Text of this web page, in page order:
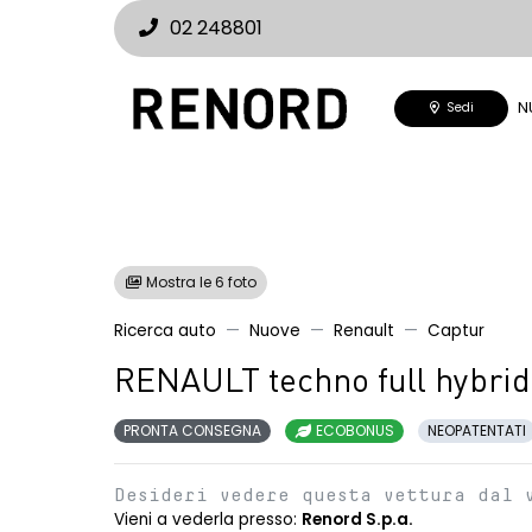
02 248801
Sedi
Mostra le 6 foto
Ricerca auto Nuove Renault Captur
RENAULT techno full
PRONTA CONSEGNA ECOBONUS NEOPATENTATI
Desideri vedere questa vettura dal
Vieni a vederla presso: Renord S.p.a.